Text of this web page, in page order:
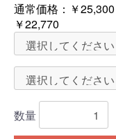
通常価格： ￥25,300
￥22,770
数量